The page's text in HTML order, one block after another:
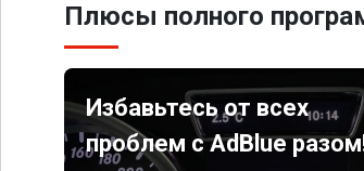
Плюсы полного
Избавьтесь от всех
проблем с AdBlue